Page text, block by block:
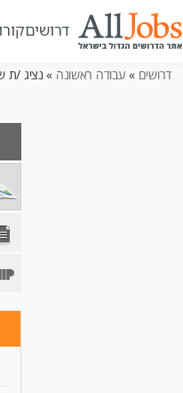
דרושים
דרושים » עבודה ראשונה » נציג /ת